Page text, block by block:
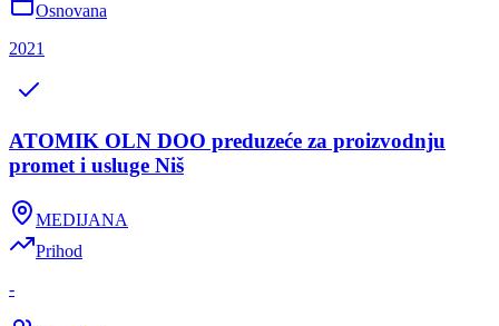
Osnovana
2021
ATOMIK OLN DOO preduzeće za proizvodnju
promet i usluge Niš
MEDIJANA
Prihod
-